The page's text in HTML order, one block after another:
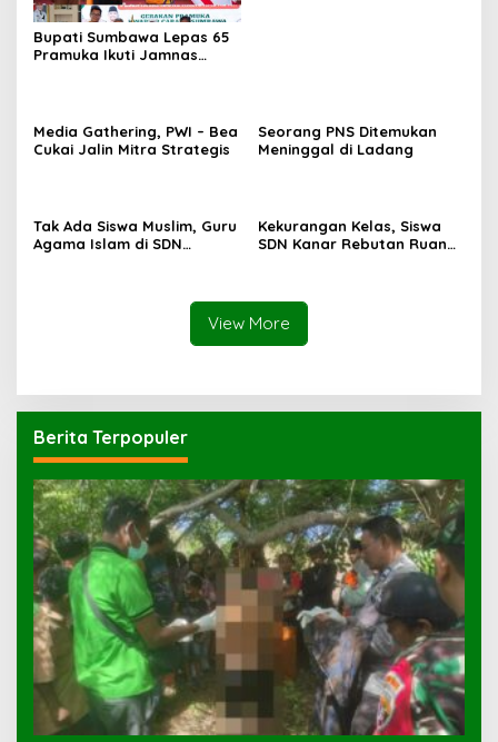
Bupati Sumbawa Lepas 65
Pramuka Ikuti Jamnas
Media Gathering, PWI – Bea
Cukai Jalin Mitra Strategis
Seorang PNS Ditemukan
Meninggal di Ladang
Tak Ada Siswa Muslim, Guru
Agama Islam di SDN
Kekurangan Kelas, Siswa
SDN Kanar Rebutan Ruang
View More
Berita Terpopuler